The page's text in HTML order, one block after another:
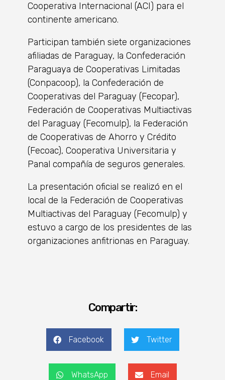
Cooperativa Internacional (ACI) para el
continente americano.
Participan también siete organizaciones
afiliadas de Paraguay, la Confederación
Paraguaya de Cooperativas Limitadas
(Conpacoop), la Confederación de
Cooperativas del Paraguay (Fecopar),
Federación de Cooperativas Multiactivas
del Paraguay (Fecomulp), la Federación
de Cooperativas de Ahorro y Crédito
(Fecoac), Cooperativa Universitaria y
Panal compañía de seguros generales.
La presentación oficial se realizó en el
local de la Federación de Cooperativas
Multiactivas del Paraguay (Fecomulp) y
estuvo a cargo de los presidentes de las
organizaciones anfitrionas en Paraguay.
Compartir:
Facebook Twitter
WhatsApp Email